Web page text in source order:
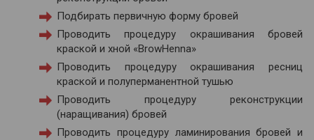
Подбирать первичную форму бровей
Проводить процедуру окрашивания бровей
краской и хной «BrowHenna»
Проводить процедуру окрашивания ресниц
краской и полуперманентной тушью
Проводить процедуру реконструкции
(наращивания) бровей
Проводить процедуру ламинирования бровей и